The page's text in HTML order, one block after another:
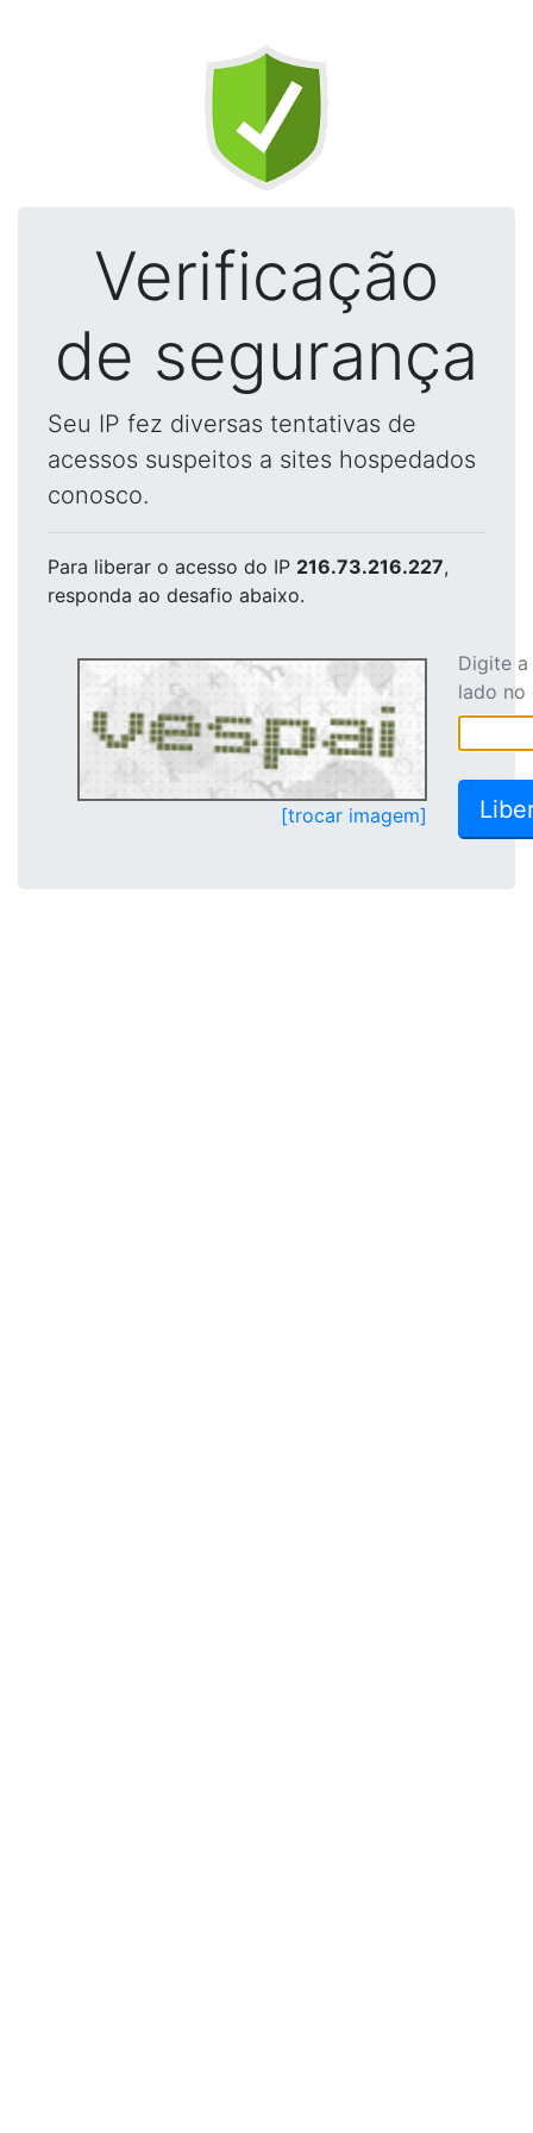
Verificação
de segurança
Seu IP fez diversas tentativas de
acessos suspeitos a sites hospedados
conosco.
Para liberar o acesso do IP 216.73.216.227,
responda ao desafio abaixo.
[trocar imagem]
Digite
lado no